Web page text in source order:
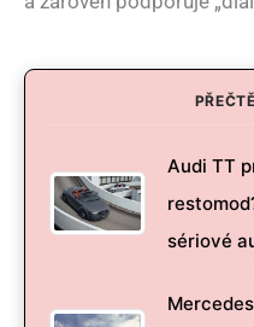
Audi TT
sériové